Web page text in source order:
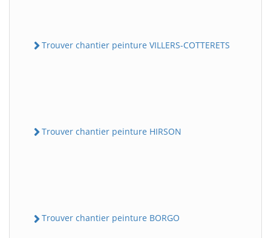
Trouver chantier peinture VILLERS-COTTERETS
Trouver chantier peinture HIRSON
Trouver chantier peinture BORGO